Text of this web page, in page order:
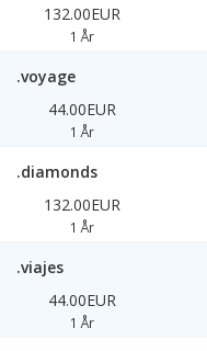
132.00EUR
1 År
.voyage
44.00EUR
1 År
.diamonds
132.00EUR
1 År
.viajes
44.00EUR
1 År